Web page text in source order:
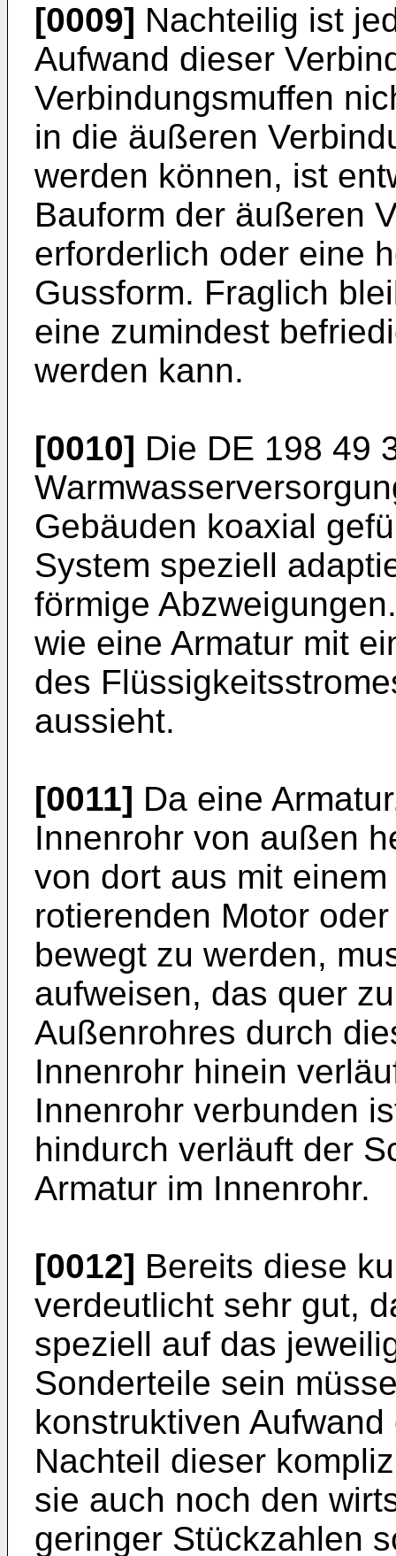
[0009] Nachteilig ist
Aufwand dieser
Verbindungsmuffen
in die äußeren
werden können, ist
Bauform der äußeren
erforderlich oder eine
Gussform. Fraglich
eine zumindest
werden kann.
[0010] Die DE 198 49
Gebäuden koaxial
System speziell
förmige
wie eine Armatur mit
des
aussieht.
[0011] Da eine
Innenrohr von außen
von dort aus mit
rotierenden Motor
bewegt zu werden,
aufweisen, das quer
Außenrohres durch
Innenrohr hinein
Innenrohr verbunden
hindurch verläuft der
Armatur im Innenrohr.
[0012] Bereits diese
verdeutlicht sehr gut,
speziell auf das
Sonderteile sein
konstruktiven
Nachteil dieser
sie auch noch den
geringer Stückzahlen